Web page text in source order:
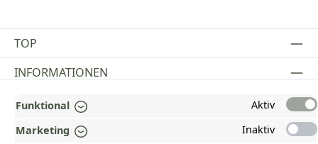
TOP
INFORMATIONEN
GESETZLICHE INFORMATIONEN
ZAHLUNGS- UND VERSANDARTEN
Funktional
Aktiv
Marketing
Inaktiv